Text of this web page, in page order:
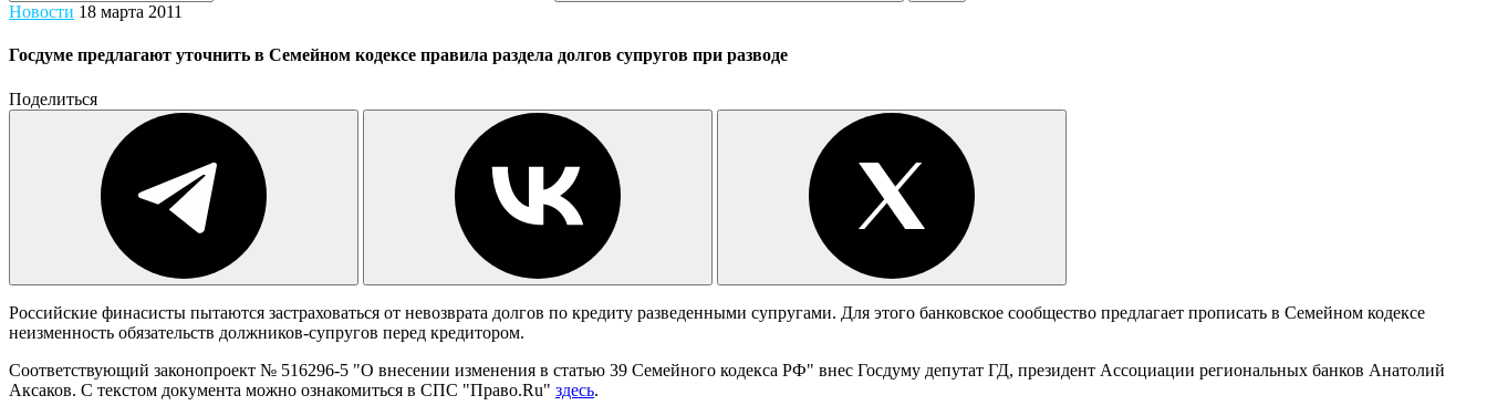
Новости 18 марта 2011
Госдуме предлагают уточнить в Семейном кодексе правила раздела долгов супругов при разводе
Поделиться
Российские финасисты пытаются застраховаться от невозврата долгов по кредиту разведенными супругами. Для этого банковское сообщество предлагает прописать в Семейном кодексе
неизменность обязательств должников-супругов перед кредитором.
Соответствующий законопроект № 516296-5 "О внесении изменения в статью 39 Семейного кодекса РФ" внес Госдуму депутат ГД, президент Ассоциации региональных банков Анатолий
Аксаков. С текстом документа можно ознакомиться в СПС "Право.Ru" здесь.